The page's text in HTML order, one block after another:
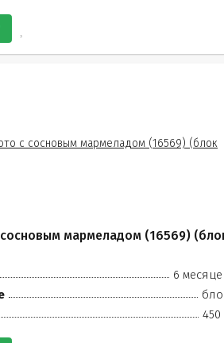
мармеладом (16569)
6
450